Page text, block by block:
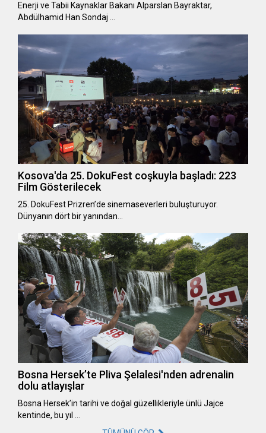
Enerji ve Tabii Kaynaklar Bakanı Alparslan Bayraktar,
Abdülhamid Han Sondaj …
Kosova'da 25. DokuFest coşkuyla başladı: 223
Film Gösterilecek
25. DokuFest Prizren’de sinemaseverleri buluşturuyor.
Dünyanın dört bir yanından…
Bosna Hersek’te Pliva Şelalesi'nden adrenalin
dolu atlayışlar
Bosna Hersek’in tarihi ve doğal güzellikleriyle ünlü Jajce
kentinde, bu yıl …